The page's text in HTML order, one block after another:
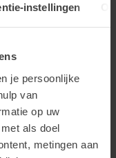
instellingen
je persoonlijke
van
op uw
als doel
metingen aan